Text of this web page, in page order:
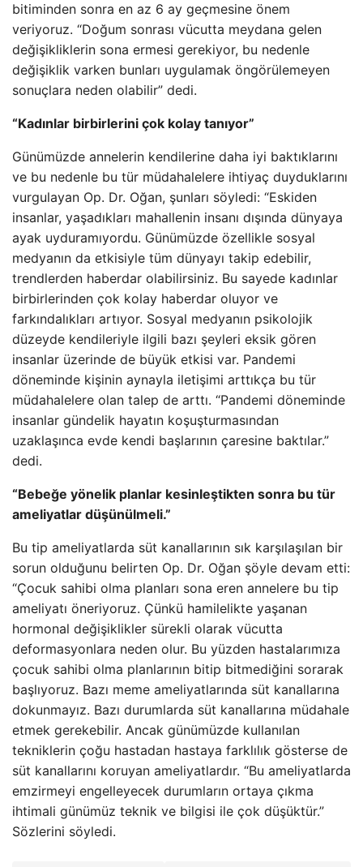
bitiminden sonra en az 6 ay geçmesine önem
veriyoruz. “Doğum sonrası vücutta meydana gelen
değişikliklerin sona ermesi gerekiyor, bu nedenle
değişiklik varken bunları uygulamak öngörülemeyen
sonuçlara neden olabilir” dedi.
“Kadınlar birbirlerini çok kolay tanıyor”
Günümüzde annelerin kendilerine daha iyi baktıklarını
ve bu nedenle bu tür müdahalelere ihtiyaç duyduklarını
vurgulayan Op. Dr. Oğan, şunları söyledi: “Eskiden
insanlar, yaşadıkları mahallenin insanı dışında dünyaya
ayak uyduramıyordu. Günümüzde özellikle sosyal
medyanın da etkisiyle tüm dünyayı takip edebilir,
trendlerden haberdar olabilirsiniz. Bu sayede kadınlar
birbirlerinden çok kolay haberdar oluyor ve
farkındalıkları artıyor. Sosyal medyanın psikolojik
düzeyde kendileriyle ilgili bazı şeyleri eksik gören
insanlar üzerinde de büyük etkisi var. Pandemi
döneminde kişinin aynayla iletişimi arttıkça bu tür
müdahalelere olan talep de arttı. “Pandemi döneminde
insanlar gündelik hayatın koşuşturmasından
uzaklaşınca evde kendi başlarının çaresine baktılar.”
dedi.
“Bebeğe yönelik planlar kesinleştikten sonra bu tür
ameliyatlar düşünülmeli.”
Bu tip ameliyatlarda süt kanallarının sık karşılaşılan bir
sorun olduğunu belirten Op. Dr. Oğan şöyle devam etti:
“Çocuk sahibi olma planları sona eren annelere bu tip
ameliyatı öneriyoruz. Çünkü hamilelikte yaşanan
hormonal değişiklikler sürekli olarak vücutta
deformasyonlara neden olur. Bu yüzden hastalarımıza
çocuk sahibi olma planlarının bitip bitmediğini sorarak
başlıyoruz. Bazı meme ameliyatlarında süt kanallarına
dokunmayız. Bazı durumlarda süt kanallarına müdahale
etmek gerekebilir. Ancak günümüzde kullanılan
tekniklerin çoğu hastadan hastaya farklılık gösterse de
süt kanallarını koruyan ameliyatlardır. “Bu ameliyatlarda
emzirmeyi engelleyecek durumların ortaya çıkma
ihtimali günümüz teknik ve bilgisi ile çok düşüktür.”
Sözlerini söyledi.